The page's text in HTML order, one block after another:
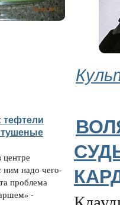
тефтели
центре
надо чего-
проблема
-